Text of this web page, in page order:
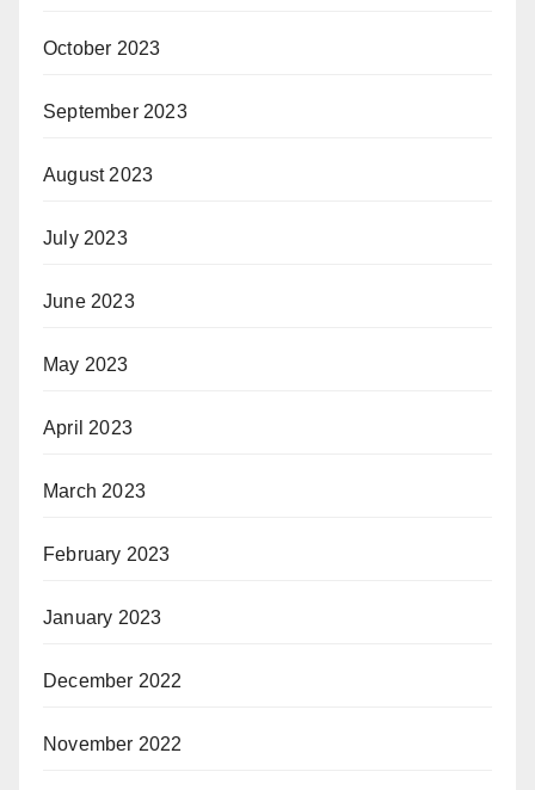
October 2023
September 2023
August 2023
July 2023
June 2023
May 2023
April 2023
March 2023
February 2023
January 2023
December 2022
November 2022